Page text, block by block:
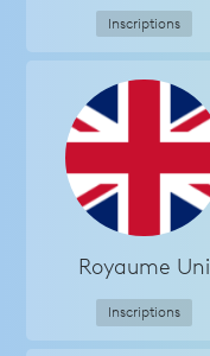
Inscriptions
Royaume Uni
Inscriptions